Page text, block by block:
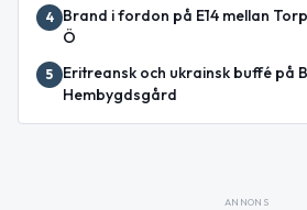
4
Brand i fordon på E14 mellan
Ö
5
Eritreansk och ukrainsk buffé på
Hembygdsgård
ANNONS